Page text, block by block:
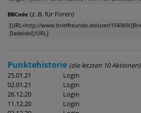
BBCode (z. B. für Foren)
Punktehistorie (die letzten 10 Aktionen)
25.01.21
Login
02.01.21
Login
26.12.20
Login
11.12.20
Login